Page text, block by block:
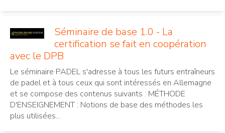
Séminaire de base 1.0 - La
certification se fait en coopération
avec le DPB
Le séminaire PADEL s'adresse à tous les futurs entraîneurs
de padel et à tous ceux qui sont intéressés en Allemagne
et se compose des contenus suivants : MÉTHODE
D'ENSEIGNEMENT : Notions de base des méthodes les
plus utilisées...